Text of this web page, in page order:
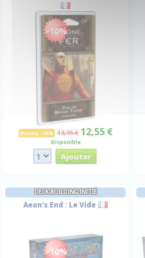
-10%
Promo -10% 13,95 € 12,55 €
Disponible
DECK-BUILDING INITIÉ
Aeon's End : Le Vide
-10%